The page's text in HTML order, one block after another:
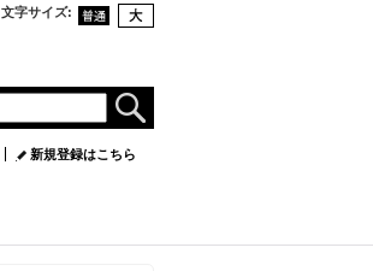
文字サイズ:
新規登録はこちら